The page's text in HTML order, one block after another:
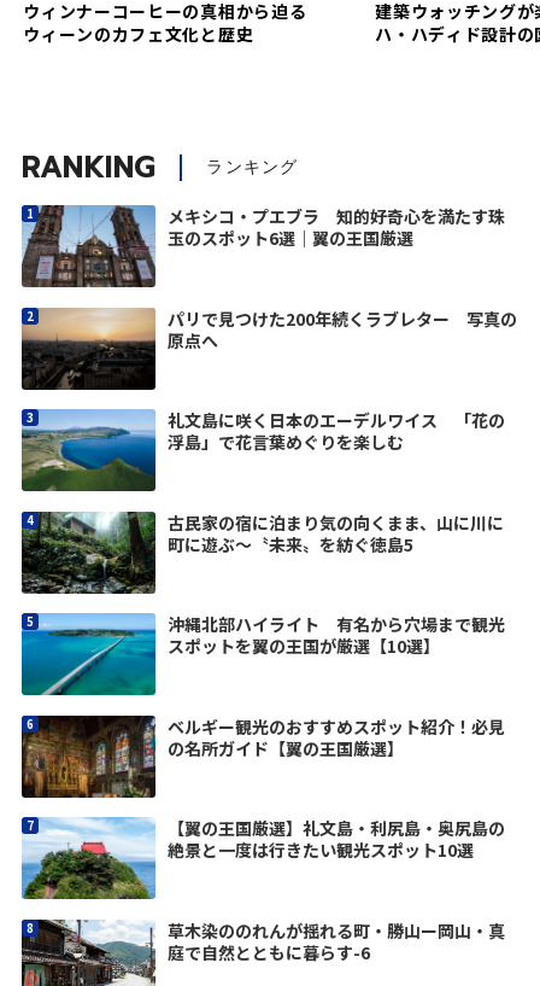
ウィンナーコーヒーの真相から迫る
ウィーンのカフェ文化と歴史
建築ウォッチング
ハ・ハディド設計
RANKING ランキング
メキシコ・プエブラ 知的好奇心を満たす珠
玉のスポット6選｜翼の王国厳選
パリで見つけた200年続くラブレター 写真の
原点へ
礼文島に咲く日本のエーデルワイス 「花の
浮島」で花言葉めぐりを楽しむ
古民家の宿に泊まり気の向くまま、山に川に
町に遊ぶ〜〝未来〟を紡ぐ徳島5
沖縄北部ハイライト 有名から穴場まで観光
スポットを翼の王国が厳選【10選】
ベルギー観光のおすすめスポット紹介！必見
の名所ガイド【翼の王国厳選】
【翼の王国厳選】礼文島・利尻島・奥尻島の
絶景と一度は行きたい観光スポット10選
草木染ののれんが揺れる町・勝山ー岡山・真
庭で自然とともに暮らす-6